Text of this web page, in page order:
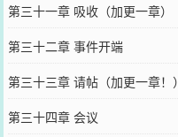
第三十一章 吸收（加更一章）
第三十二章 事件开端
第三十三章 请帖（加更一章！）
第三十四章 会议